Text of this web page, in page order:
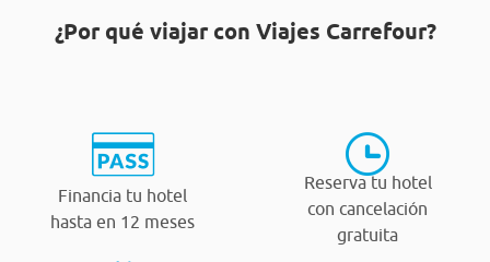
¿Por qué viajar con Viajes Carrefour?
Financia tu hotel
hasta en 12 meses
Reserva tu hotel
con cancelación
gratuita